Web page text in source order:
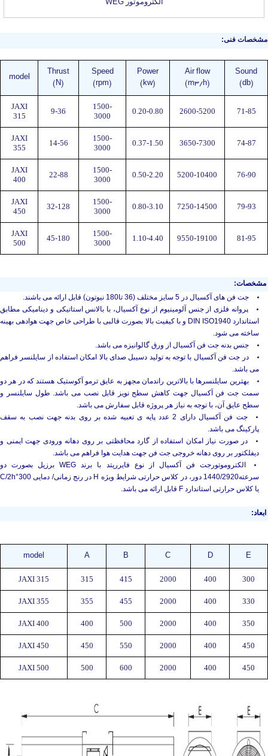
WEG
مشخصات فنی:
Sound
(db)
Air flow
(m3/h)
Power
(kw)
Speed
(rpm)
Thrust
(N)
model
71-85
2600-5200
0.20-0.80
1500-
3000
9-36
JAXI
315
74-87
3650-7300
0.37-1.50
1500-
3000
14-56
JAXI
355
76-90
5200-10400
0.50-2.20
1500-
3000
22-88
JAXI
400
79-93
7250-14500
0.80-3.10
1500-
3000
32-128
JAXI
450
81-95
9550-19100
1.10-4.40
1500-
3000
45-180
JAXI
500
مشخصات:
جت فن های آکسیال در 5 سایز مختلف (36 تا180 نیوتون) قابل ارائه می باشند.
پروانه فلزی از جنس آلومینیوم از نوع آکسیال، با بالانس استاتیکی و دینامیکی مطابق
استاندارد DIN ISO1940 و با کیفیت بالا بصورت قالبی با طراحی خاص جهت هوادهی بهینه
ساخته می شود.
جنس بدنه جت فن آکسیال از ورق گالوانیزه می باشد.
در جت فن آکسیال با توجه به تولید دسیبل صدای بالا امکان استفاده از سایلنسر فراهم
می باشد.
بهترین سایلنسرها با بالاترین راندمان مجهز به عایق ترمو آکوستیک هستند که در هر دو
سمت جت فن آکسیال جهت کاهش سطح نویز قابل نصب می باشد. طول سایلنسر و
سطح عایق آن، با توجه به نیاز هر پروژه قابل سفارش می باشد.
جت فن آکسیال دارای 2 عدد پایه ی تعبیه شده بر روی بدنه جهت نصب به سقف
پارکینگ می باشد.
در صورت نیاز امکان استفاده از گارد محافظتی بر روی دهانه ورودی جهت ایمنی و
دیفلکتور بر روی دهانه خروجی جت فن جهت هدایت هوا فراهم می باشد.
الکتروموتورجت فن آکسیال از نوع فایرریتد با برند WEG برزیل بصورت دو
سرعته1440/2920 دور، در کلاس حرارتی شرایط ویژه H در رنج زمانی/ دمایی 300°C/2h
یا کلاس حرارتی استاندارد F قابل ارائه می باشد.
ابعاد:
E
D
C
B
A
model
300
400
2000
415
315
JAXI 315
330
400
2000
455
355
JAXI 355
350
400
2000
500
400
JAXI 400
450
400
2000
550
450
JAXI 450
450
400
2000
600
500
JAXI 500